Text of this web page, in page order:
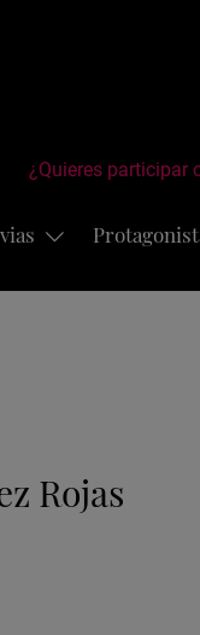
¿Quieres participar
Rojas